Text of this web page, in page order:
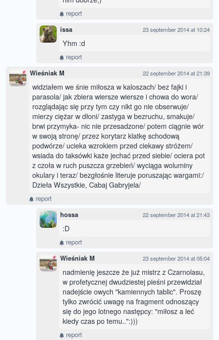
report
issa 23 september 2014 at 10:24
Yhm :d
report
Wieśniak M 22 september 2014 at 21:39
widziałem we śnie miłosza w kaloszach/ bez fajki i
parasola/ jak zbiera wiersze wiersze i chowa do wora/
rozglądając się przy tym czy nikt go nie obserwuje/
mierzy ciężar w dłoni/ zastyga w bezruchu, smakuje/
brwi przymyka- nic nie przesadzone/ potem ciągnie wór
w swoją stronę/ przez korytarz klatkę schodową
podwórze/ ucieka wzrokiem przed ciekawy stróżem/
wsiada do taksówki każe jechać przed siebie/ ociera pot
z czoła w ruch puszcza grzebień/ wyciąga woluminy
okulary i teraz/ bezgłośnie literuje poruszając wargami:/
Dzieła Wszystkie, Cabaj Gabryjela/
report
hossa 22 september 2014 at 21:43
:D
report
Wieśniak M 23 september 2014 at 05:04
nadmienię jeszcze że już mistrz z Czarnolasu,
w profetycznej dwudziestej pieśni przewidział
nadejście owych "kamiennych tablic". Proszę
tylko zwrócić uwagę na fragment odnoszący
się do jego lotnego następcy: "miłosz a leć
kiedy czas po temu..":)))
report